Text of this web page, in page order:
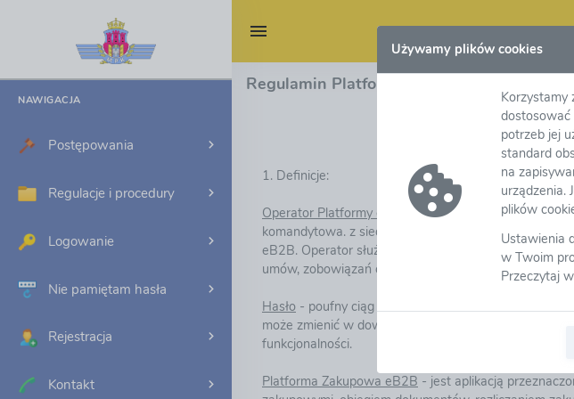
Używamy plików cookies
Korzystamy
dostosować
potrzeb jej
standard
na
urządzenia.
plików
Ustawienia
w Twoim
Przeczytaj
NAWIGACJA
Postępowania
Regulacje i procedury
Logowanie
Nie pamiętam hasła
Rejestracja
Kontakt
Regulamin Platformy Zakupowej eB2B
1. Definicje:
Operator Platformy eB2B
– Grupa eB2B obejmująca
komandytowa. z siedzibą w Warszawie przy Al. KEN
eB2B. Operator służy swoją wiedzą i
umów, zobowiązań czy innych wzajemnych relacji
Hasło - poufny ciąg znaków literowych, cyfrowych
może zmienić w dowolnym czasie użytkowania
funkcjonalności.
Platforma Zakupowa eB2B - jest aplikacją